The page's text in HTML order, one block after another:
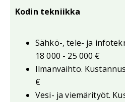
Kodin tekniikka
Sähkö-, tele- ja
18 000 - 25 000 €
Ilmanvaihto.
€
Vesi- ja viemärityöt.